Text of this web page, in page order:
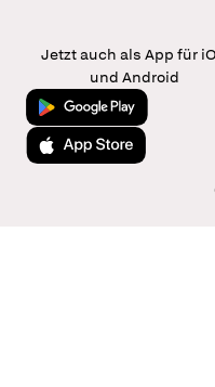
Jetzt auch als App für
und Android
Jetzt bei Google Play
Laden im App Store